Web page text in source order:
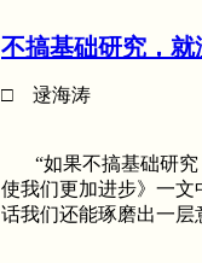
不搞基础研究，就
□ 逯海涛
“如果不搞基础研究
使我们更加进步》一
话我们还能琢磨出一